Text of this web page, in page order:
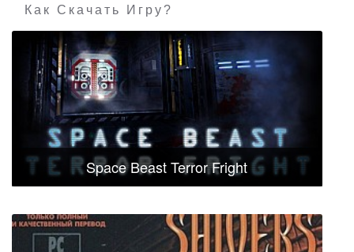
Как Скачать Игру?
Space Beast Terror Fright